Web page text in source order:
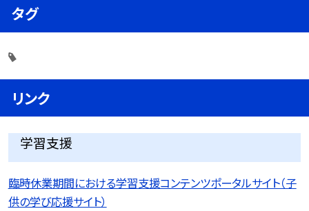
タグ
リンク
学習支援
臨時休業期間における学習支援コンテンツポータルサイト（子
供の学び応援サイト）